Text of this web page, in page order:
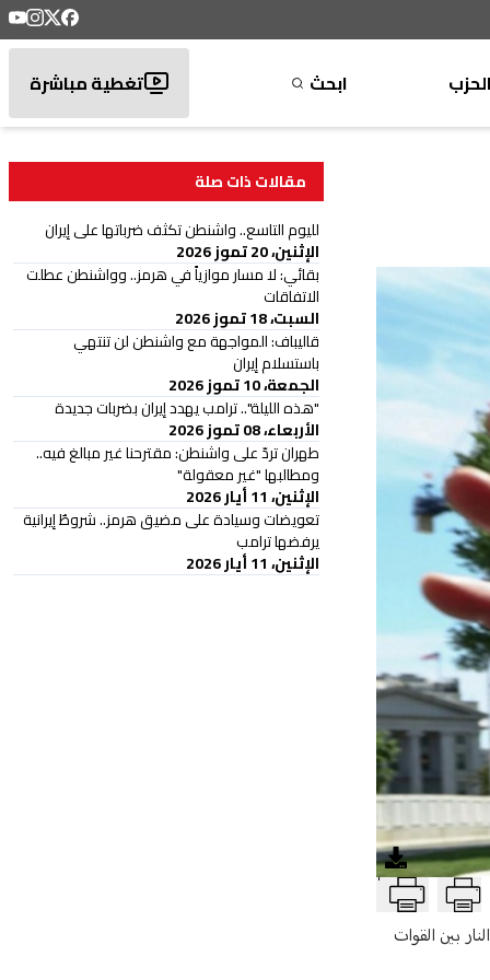
ابحث تغطية مباشرة
T
أي تبادل لإطلاق النار بين القوات
مقالات ذات صلة
لليوم التاسع.. واشنطن تكثف ضرباتها على إيران
الإثنين، 20 تموز 2026
بقائي: لا مسار موازياً في هرمز.. وواشنطن عطلت
الاتفاقات
السبت، 18 تموز 2026
قاليباف: المواجهة مع واشنطن لن تنتهي
باستسلام إيران
الجمعة، 10 تموز 2026
"هذه الليلة".. ترامب يهدد إيران بضربات جديدة
الأربعاء، 08 تموز 2026
طهران تردّ على واشنطن: مقترحنا غير مبالغ فيه..
ومطالبها "غير معقولة"
الإثنين، 11 أيار 2026
تعويضات وسيادة على مضيق هرمز.. شروطٌ إيرانية
يرفضها ترامب
الإثنين، 11 أيار 2026